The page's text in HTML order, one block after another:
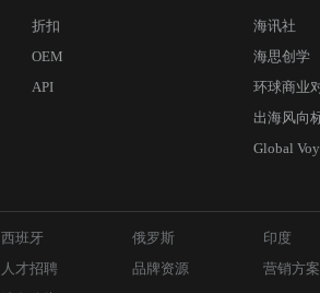
折扣
OEM
API
海讯社
海思创学
环球商业
出海风向
Global
西班牙 俄罗斯
印度
人才招聘 品牌资源
营销方案